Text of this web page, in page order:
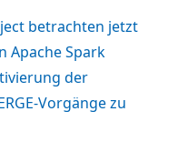
betrachten jetzt
Apache Spark
der
Vorgänge zu